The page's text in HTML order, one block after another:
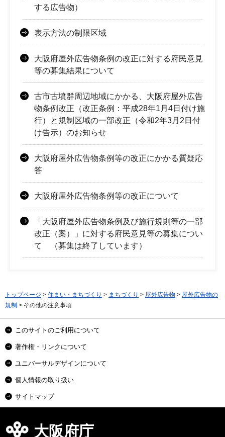
する広告物）
表示方法の制限区域
大阪府屋外広告物条例の改正に対する府民意見
等の募集結果について
古市古墳群周辺地域にかかる、大阪府屋外広告
物条例改正（改正条例：平成28年1月4日付け施
行）と規制区域の一部改正（令和2年3月2日付
け告示）のお知らせ
大阪府屋外広告物条例等の改正にかかる質疑応
答
大阪府屋外広告物条例等の改正について
「大阪府屋外広告物条例及び施行規則等の一部
改正（案）」に対する府民意見等の募集につい
て （募集は終了しています）
トップページ > 住まい・まちづくり > まちづくり > 屋外広告物 > 屋外広告物の
規制 > その他の注意事項
このサイトのご利用について
著作権・リンクについて
ユニバーサルデザインについて
個人情報の取り扱い
サイトマップ
大阪府庁